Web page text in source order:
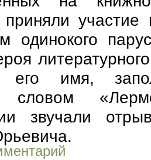
участие
одинокого
его имя,
словом
звучали